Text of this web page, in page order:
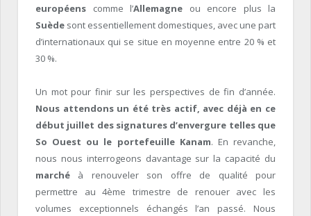
européens comme l’Allemagne ou encore plus la
Suède sont essentiellement domestiques, avec une part
d’internationaux qui se situe en moyenne entre 20 % et
30 %.
Un mot pour finir sur les perspectives de fin d’année.
Nous attendons un été très actif, avec déjà en ce
début juillet des signatures d’envergure telles que
So Ouest ou le portefeuille Kanam. En revanche,
nous nous interrogeons davantage sur la capacité du
marché à renouveler son offre de qualité pour
permettre au 4ème trimestre de renouer avec les
volumes exceptionnels échangés l’an passé. Nous